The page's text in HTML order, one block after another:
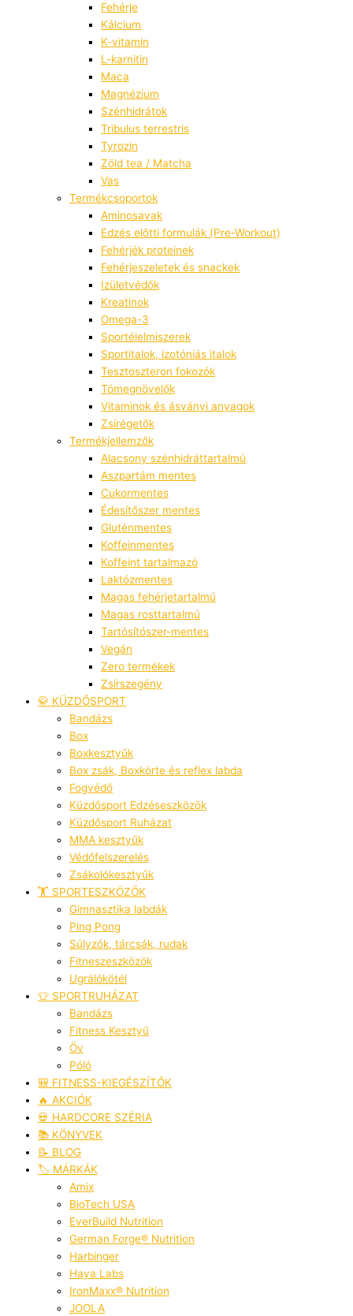
Fehérje
Kálcium
K-vitamin
L-karnitin
Maca
Magnézium
Szénhidrátok
Tribulus terrestris
Tyrozin
Zöld tea / Matcha
Vas
Termékcsoportok
Aminosavak
Edzés előtti formulák (Pre-Workout)
Fehérjék proteinek
Fehérjeszeletek és snackek
Izületvédők
Kreatinok
Omega-3
Sportélelmiszerek
Sportitalok, izotóniás italok
Tesztoszteron fokozók
Tömegnövelők
Vitaminok és ásványi anyagok
Zsírégetők
Termékjellemzők
Alacsony szénhidráttartalmú
Aszpartám mentes
Cukormentes
Édesítőszer mentes
Gluténmentes
Koffeinmentes
Koffeint tartalmazó
Laktózmentes
Magas fehérjetartalmú
Magas rosttartalmú
Tartósítószer-mentes
Vegán
Zero termékek
Zsírszegény
🥋 KÜZDŐSPORT
Bandázs
Box
Boxkesztyűk
Box zsák, Boxkörte és reflex labda
Fogvédő
Küzdősport Edzéseszközök
Küzdősport Ruházat
MMA kesztyűk
Védőfelszerelés
Zsákolókesztyűk
🏋️ SPORTESZKÖZÖK
Gimnasztika labdák
Ping Pong
Súlyzók, tárcsák, rudak
Fitneszeszközök
Ugrálókötél
👕 SPORTRUHÁZAT
Bandázs
Fitness Kesztyű
Öv
Póló
🎒 FITNESS-KIEGÉSZÍTŐK
🔥 AKCIÓK
💀 HARDCORE SZÉRIA
📚 KÖNYVEK
📝 BLOG
🏷️ MÁRKÁK
Amix
BioTech USA
EverBuild Nutrition
German Forge® Nutrition
Harbinger
Haya Labs
IronMaxx® Nutrition
JOOLA